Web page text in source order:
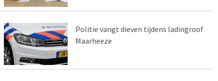
Politie vangt dieven tijdens ladingroof
Maarheeze